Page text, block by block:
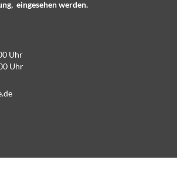
eingesehen werden.
Uhr
Uhr
d